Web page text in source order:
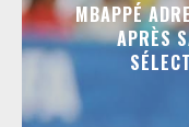
MBAPPÉ
APRÈS